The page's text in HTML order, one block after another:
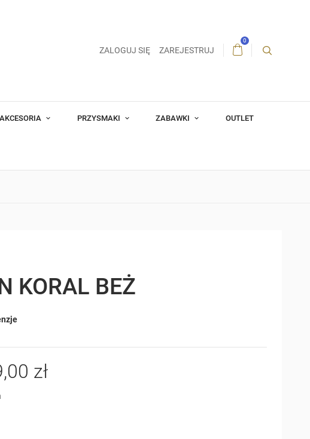
ZALOGUJ SIĘ ZAREJESTRUJ
0
AKCESORIA PRZYSMAKI ZABAWKI OUTLET
KORAL BEŻ
zł